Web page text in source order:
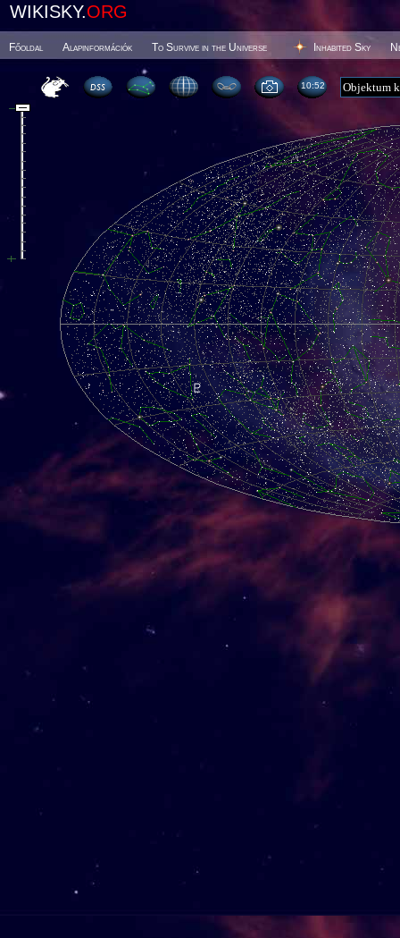
WIKISKY.ORG
Főoldal Alapinformációk To Survive in the Universe Inhabited Sky
10 52